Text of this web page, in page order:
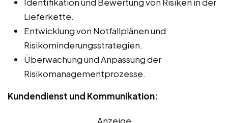
Lieferkette.
Entwicklung von Notfallplänen und
Risikominderungsstrategien.
Überwachung und Anpassung der
Risikomanagementprozesse.
Kundendienst und Kommunikation:
Anzeige